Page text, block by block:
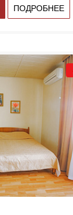
ПОДРОБНЕЕ